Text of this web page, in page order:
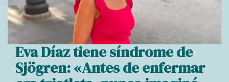
Eva Díaz tiene síndrome de
Sjögren: «Antes de enfermar